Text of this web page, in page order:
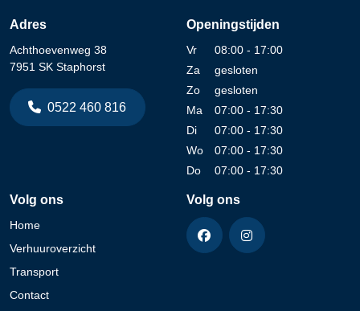
Adres
Achthoevenweg 38
7951 SK Staphorst
0522 460 816
Openingstijden
Vr
08:00 - 17:00
Za
gesloten
Zo
gesloten
Ma
07:00 - 17:30
Di
07:00 - 17:30
Wo
07:00 - 17:30
Do
07:00 - 17:30
Volg ons
Home
Verhuuroverzicht
Transport
Contact
Volg ons